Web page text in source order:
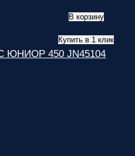
В корзину
Купить в 1 клик
ЮНИОР 450 JN45104